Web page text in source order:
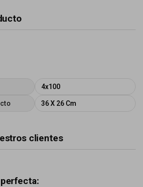
4x100
36 X 26 Cm
clientes